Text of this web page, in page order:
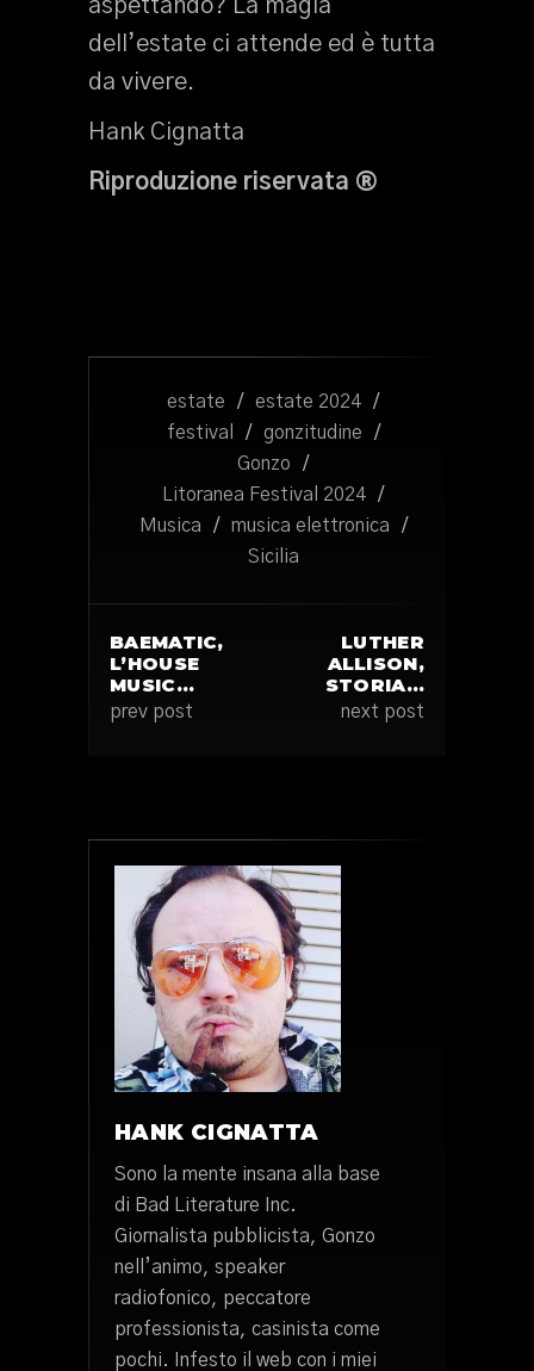
aspettando? La magia
dell’estate ci attende ed è tutta
da vivere.
Hank Cignatta
Riproduzione riservata ®
estate / estate 2024
/
festival
/ gonzitudine
/
Gonzo
/
Litoranea Festival 2024
/
Musica
/ musica elettronica
/
Sicilia
BAEMATIC,
L’HOUSE
MUSIC…
prev post
LUTHER
ALLISON,
STORIA…
next post
HANK CIGNATTA
Sono la mente insana alla base
di Bad Literature Inc.
Giornalista pubblicista, Gonzo
nell’animo, speaker
radiofonico, peccatore
professionista, casinista come
pochi. Infesto il web con i miei